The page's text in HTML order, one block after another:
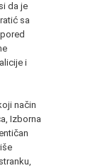
da je
sa
i
način
Izborna